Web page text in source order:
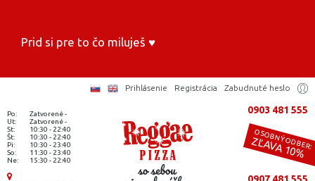
Prid si pre to čo miluješ ♥️
Prihlásenie Registrácia Zabudnuté heslo
Po:
Zatvorené -
Ut:
Zatvorené -
St:
10:30 - 22:40
Št:
10:30 - 22:40
Pi:
10:30 - 23:40
So:
11:30 - 23:40
Ne:
15:30 - 22:40
0903 481 555
OSOBNÝ ODBER:
ZĽAVA 10%